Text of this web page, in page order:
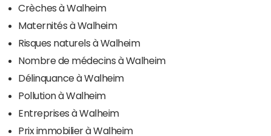
Crèches à Walheim
Maternités à Walheim
Risques naturels à Walheim
Nombre de médecins à Walheim
Délinquance à Walheim
Pollution à Walheim
Entreprises à Walheim
Prix immobilier à Walheim